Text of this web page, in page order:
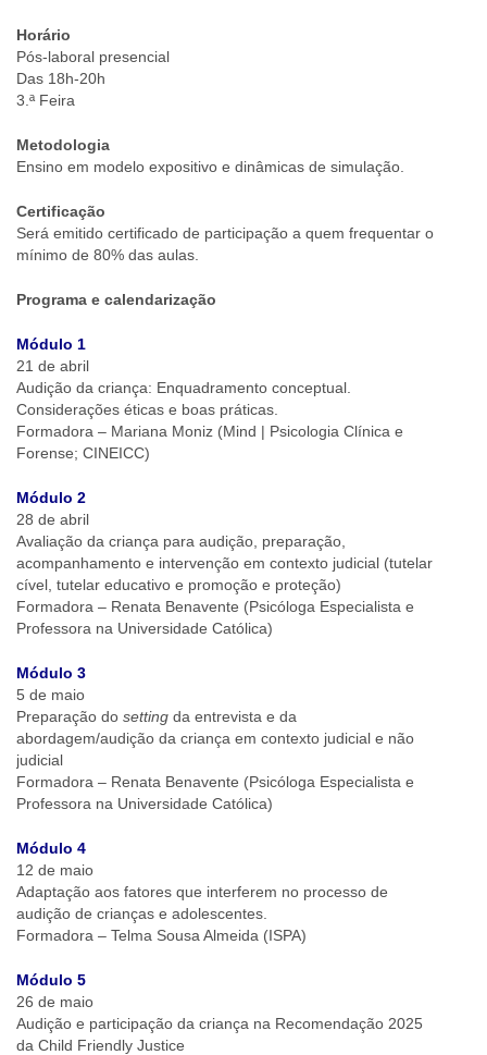
Horário
Pós-laboral presencial
Das 18h-20h
3.ª Feira
Metodologia
Ensino em modelo expositivo e dinâmicas de simulação.
Certificação
Será emitido certificado de participação a quem frequentar o
mínimo de 80% das aulas.
Programa e calendarização
Módulo 1
21 de abril
Audição da criança: Enquadramento conceptual.
Considerações éticas e boas práticas.
Formadora – Mariana Moniz (Mind | Psicologia Clínica e
Forense; CINEICC)
Módulo 2
28 de abril
Avaliação da criança para audição, preparação,
acompanhamento e intervenção em contexto judicial (tutelar
cível, tutelar educativo e promoção e proteção)
Formadora – Renata Benavente (Psicóloga Especialista e
Professora na Universidade Católica)
Módulo 3
5 de maio
Preparação do setting da entrevista e da
abordagem/audição da criança em contexto judicial e não
judicial
Formadora – Renata Benavente (Psicóloga Especialista e
Professora na Universidade Católica)
Módulo 4
12 de maio
Adaptação aos fatores que interferem no processo de
audição de crianças e adolescentes.
Formadora – Telma Sousa Almeida (ISPA)
Módulo 5
26 de maio
Audição e participação da criança na Recomendação 2025
da Child Friendly Justice